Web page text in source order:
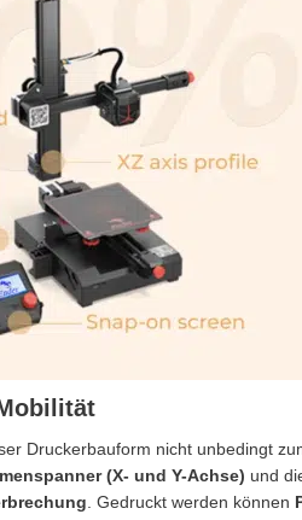
Druckerbauform nicht unbedingt
(X- und Y-Achse) und
. Gedruckt werden können